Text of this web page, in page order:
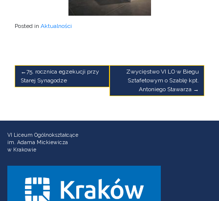
Posted in Aktualności
Nawigacja
wpisu
75. rocznica egzekucji przy
Starej Synagodze
Zwycięstwo VI LO w Biegu
Sztafetowym o Szablę kpt.
Antoniego Stawarza
VI Liceum Ogólnokształcące
im. Adama Mickiewicza
w Krakowie